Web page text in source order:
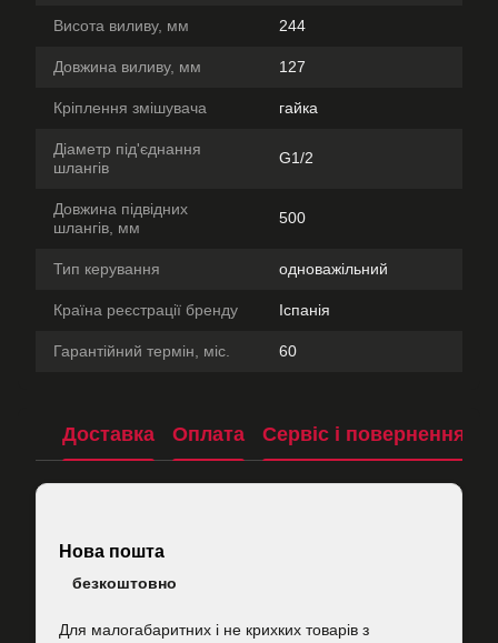
Висота виливу, мм 244
Довжина виливу, мм 127
Кріплення змішувача гайка
Діаметр під'єднання
шлангів
G1/2
Довжина підвідних
шлангів, мм
500
Тип керування одноважільний
Країна реєстрації бренду Іспанія
Гарантійний термін, міс. 60
Доставка Оплата Сервіс і повернення
Нова пошта
безкоштовно
Для малогабаритних і не крихких товарів з